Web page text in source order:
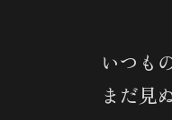
いつも
まだ見